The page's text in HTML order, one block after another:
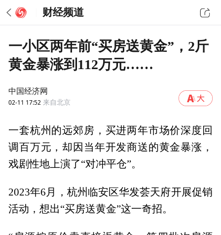
财经频道
一小区两年前“买房送黄金”，2斤
黄金暴涨到112万元……
中国经济网
02-11 17:52 来自北京
一套杭州的远郊房，买进两年市场价深度回
调百万元，却因当年开发商送的黄金暴涨，
戏剧性地上演了“对冲平仓”。
2023年6月，杭州临安区华发荟天府开展促销
活动，想出“买房送黄金”这一奇招。